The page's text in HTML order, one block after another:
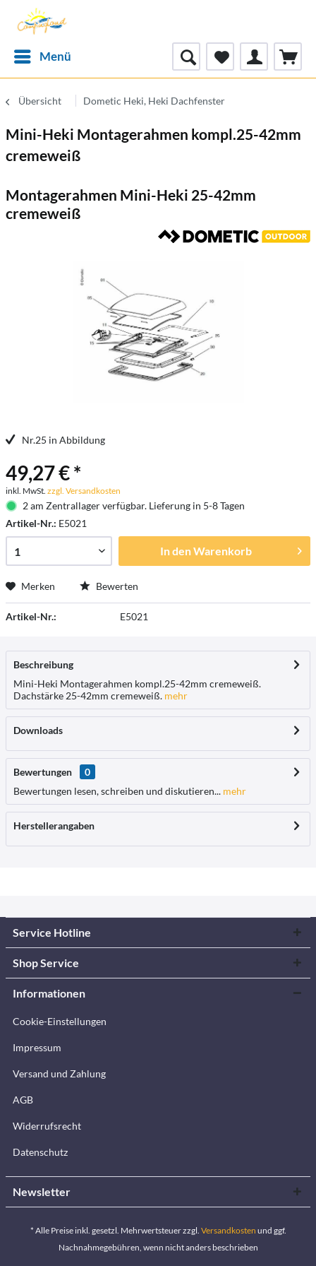
Menü
Übersicht Dometic Heki, Heki Dachfenster
Mini-Heki Montagerahmen kompl.25-42mm
cremeweiß
Montagerahmen Mini-Heki 25-42mm
cremeweiß
Nr.25 in Abbildung
49,27 € *
inkl. MwSt. zzgl. Versandkosten
2 am Zentrallager verfügbar. Lieferung in 5-8 Tagen
Artikel-Nr.: E5021
In denWarenkorb
Merken Bewerten
Artikel-Nr.: E5021
Beschreibung
Mini-Heki Montagerahmen kompl.25-42mm cremeweiß.
Dachstärke 25-42mm cremeweiß. mehr
Downloads
Bewertungen
0
Bewertungen lesen, schreiben und diskutieren... mehr
Herstellerangaben
Service Hotline
Shop Service
Informationen
Cookie-Einstellungen
Impressum
Versand und Zahlung
AGB
Widerrufsrecht
Datenschutz
Newsletter
* Alle Preise inkl. gesetzl. Mehrwertsteuer zzgl. Versandkosten und ggf.
Nachnahmegebühren, wenn nicht anders beschrieben